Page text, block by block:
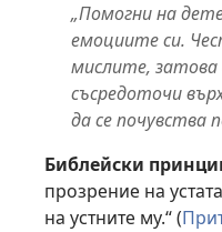
„Помогни на
емоциите си.
мислите, затова
съсредоточи
да се почувства
Библейски
прозрение на
на устните му.“ (